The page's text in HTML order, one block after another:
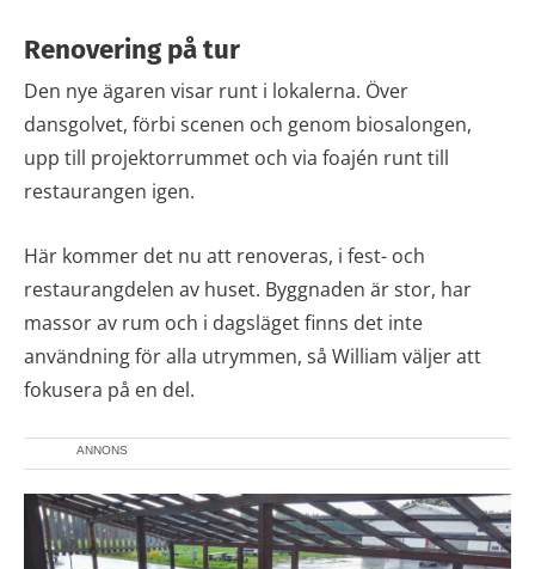
Renovering på tur
Den nye ägaren visar runt i lokalerna. Över
dansgolvet, förbi scenen och genom biosalongen,
upp till projektorrummet och via foajén runt till
restaurangen igen.
Här kommer det nu att renoveras, i fest- och
restaurangdelen av huset. Byggnaden är stor, har
massor av rum och i dagsläget finns det inte
användning för alla utrymmen, så William väljer att
fokusera på en del.
ANNONS